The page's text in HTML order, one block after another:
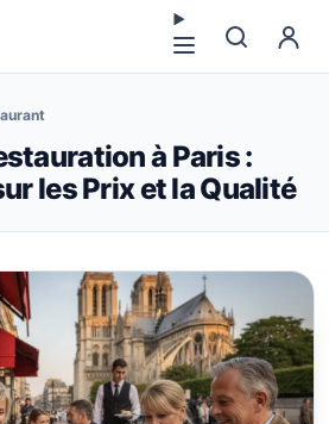
à Paris :
les Prix et la Qualité